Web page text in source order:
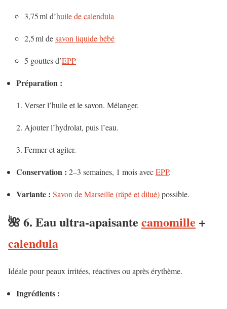
3,75 ml d’huile de calendula
2,5 ml desavon liquide bébé
5 gouttes d’EPP
Préparation :
Verser l’huile et le savon. Mélanger.
Ajouter l’hydrolat, puis l’eau.
Fermer et agiter.
Conservation : 2–3 semaines, 1 mois avecEPP.
Variante : Savon de Marseille (râpé et dilué)possible.
🌺 6. Eauultra-apaisante camomille +
calendula
Idéale pour peaux irritées, réactives ou après érythème.
Ingrédients :